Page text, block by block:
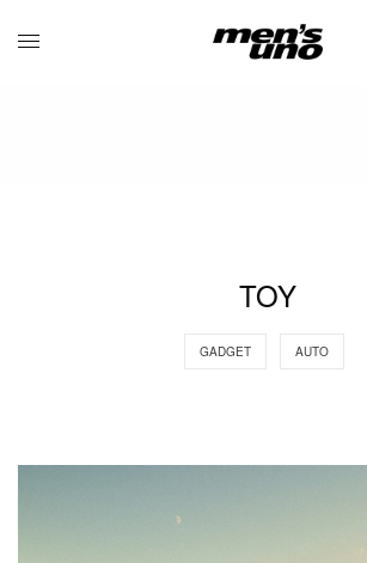
TOY
GADGET AUTO